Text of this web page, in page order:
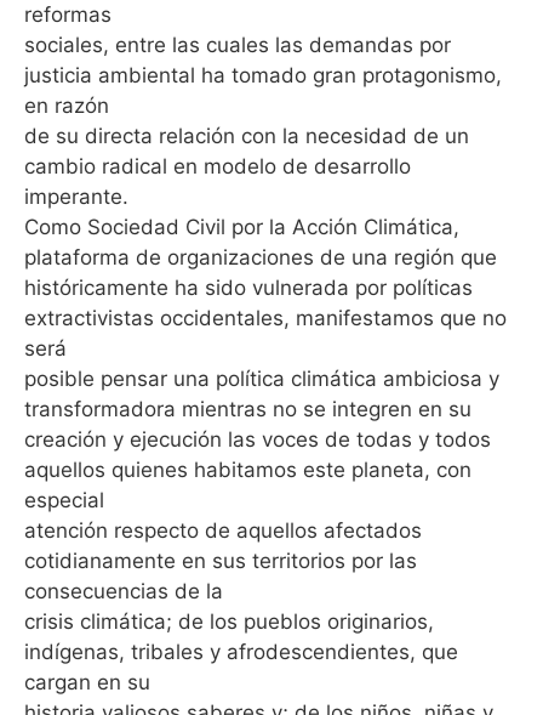
reformas
sociales, entre las cuales las demandas por
justicia ambiental ha tomado gran protagonismo,
en razón
de su directa relación con la necesidad de un
cambio radical en modelo de desarrollo
imperante.
Como Sociedad Civil por la Acción Climática,
plataforma de organizaciones de una región que
históricamente ha sido vulnerada por políticas
extractivistas occidentales, manifestamos que no
será
posible pensar una política climática ambiciosa y
transformadora mientras no se integren en su
creación y ejecución las voces de todas y todos
aquellos quienes habitamos este planeta, con
especial
atención respecto de aquellos afectados
cotidianamente en sus territorios por las
consecuencias de la
crisis climática; de los pueblos originarios,
indígenas, tribales y afrodescendientes, que
cargan en su